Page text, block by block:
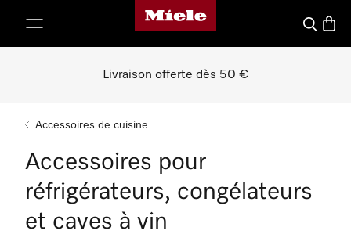
Page d'accueil de Miele
Panier
Livraison offerte dès 50 €
Accessoires de cuisine
Accessoires pour
réfrigérateurs, congélateurs
et caves à vin